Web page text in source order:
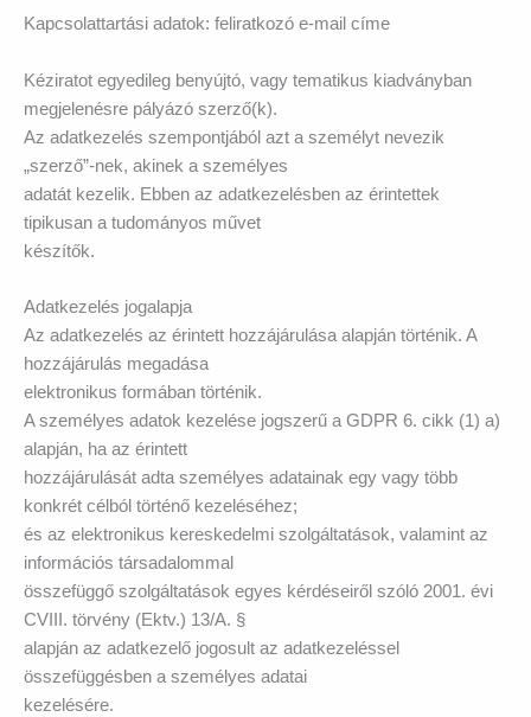
Kapcsolattartási adatok: feliratkozó e-mail címe
Kéziratot egyedileg benyújtó, vagy tematikus kiadványban
megjelenésre pályázó szerző(k).
Az adatkezelés szempontjából azt a személyt nevezik
„szerző”-nek, akinek a személyes
adatát kezelik. Ebben az adatkezelésben az érintettek
tipikusan a tudományos művet
készítők.
Adatkezelés jogalapja
Az adatkezelés az érintett hozzájárulása alapján történik. A
hozzájárulás megadása
elektronikus formában történik.
A személyes adatok kezelése jogszerű a GDPR 6. cikk (1) a)
alapján, ha az érintett
hozzájárulását adta személyes adatainak egy vagy több
konkrét célból történő kezeléséhez;
és az elektronikus kereskedelmi szolgáltatások, valamint az
információs társadalommal
összefüggő szolgáltatások egyes kérdéseiről szóló 2001. évi
CVIII. törvény (Ektv.) 13/A. §
alapján az adatkezelő jogosult az adatkezeléssel
összefüggésben a személyes adatai
kezelésére.